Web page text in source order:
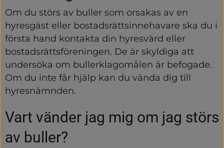
Om du störs av buller som orsakas av en
hyresgäst eller bostadsrättsinnehavare ska du i
första hand kontakta din hyresvärd eller
bostadsrättsföreningen. De är skyldiga att
undersöka om bullerklagomålen är befogade.
Om du inte får hjälp kan du vända dig till
hyresnämnden.
Vart vänder jag mig om jag störs
av buller?